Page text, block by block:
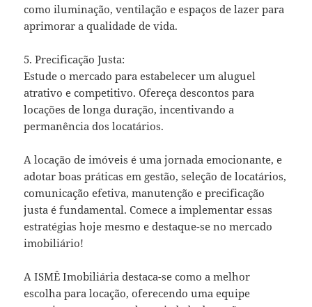
como iluminação, ventilação e espaços de lazer para
aprimorar a qualidade de vida.
5. Precificação Justa:
Estude o mercado para estabelecer um aluguel
atrativo e competitivo. Ofereça descontos para
locações de longa duração, incentivando a
permanência dos locatários.
A locação de imóveis é uma jornada emocionante, e
adotar boas práticas em gestão, seleção de locatários,
comunicação efetiva, manutenção e precificação
justa é fundamental. Comece a implementar essas
estratégias hoje mesmo e destaque-se no mercado
imobiliário!
A ISMÊ Imobiliária destaca-se como a melhor
escolha para locação, oferecendo uma equipe